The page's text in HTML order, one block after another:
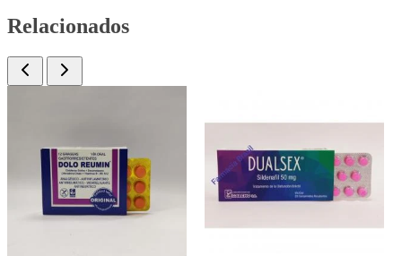
Relacionados